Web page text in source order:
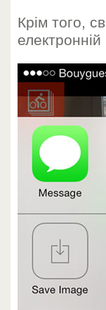
Крім того,